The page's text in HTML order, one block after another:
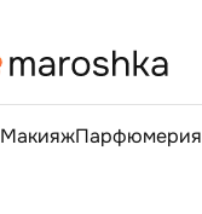
МакияжПарфюмерия